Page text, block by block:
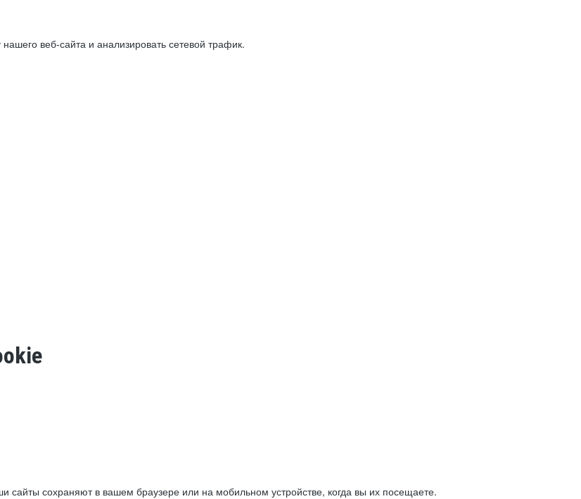
веб-сайта и анализировать сетевой трафик.
сохраняют в вашем браузере или на мобильном устройстве, когда вы их посещаете.